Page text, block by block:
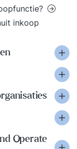
inkoop
Operate